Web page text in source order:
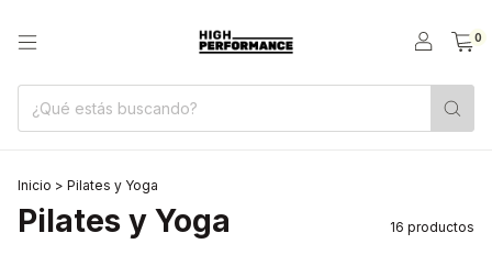
0
Inicio > Pilates y Yoga
Pilates y Yoga 16 productos